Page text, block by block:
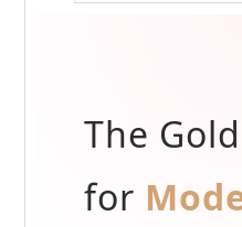
The
for